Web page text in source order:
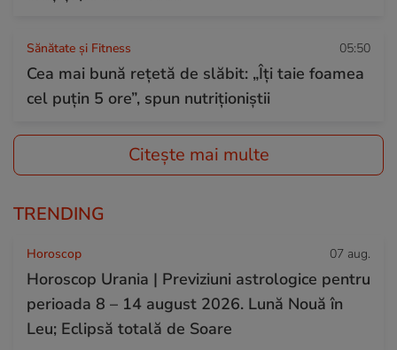
Sănătate și Fitness 05:50
Cea mai bună rețetă de slăbit: „Îți taie foamea
cel puțin 5 ore”, spun nutriționiștii
Citește mai multe
TRENDING
Horoscop 07 aug.
Horoscop Urania | Previziuni astrologice pentru
perioada 8 – 14 august 2026. Lună Nouă în
Leu; Eclipsă totală de Soare